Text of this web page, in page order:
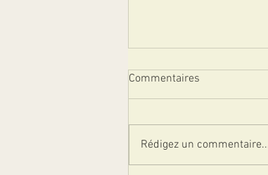
Commentaires
Rédigez un